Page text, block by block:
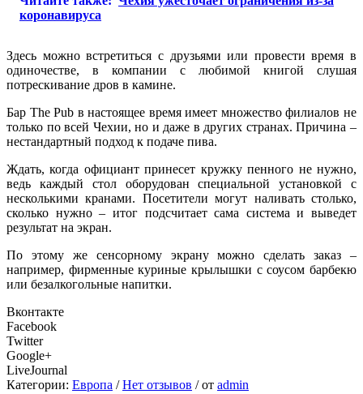
коронавируса
Здесь можно встретиться с друзьями или провести время в
одиночестве, в компании с любимой книгой слушая
потрескивание дров в камине.
Бар The Pub в настоящее время имеет множество филиалов не
только по всей Чехии, но и даже в других странах. Причина –
нестандартный подход к подаче пива.
Ждать, когда официант принесет кружку пенного не нужно,
ведь каждый стол оборудован специальной установкой с
несколькими кранами. Посетители могут наливать столько,
сколько нужно – итог подсчитает сама система и выведет
результат на экран.
По этому же сенсорному экрану можно сделать заказ –
например, фирменные куриные крылышки с соусом барбекю
или безалкогольные напитки.
Вконтакте
Facebook
Twitter
Google+
LiveJournal
Категории: Европа / Нет отзывов /от admin